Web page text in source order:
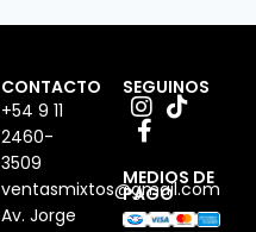
CONTACTO
+54 9 11
2460-
3509
ventasmixtos@gmail.com
Av. Jorge
SEGUINOS
MEDIOS DE
PAGO